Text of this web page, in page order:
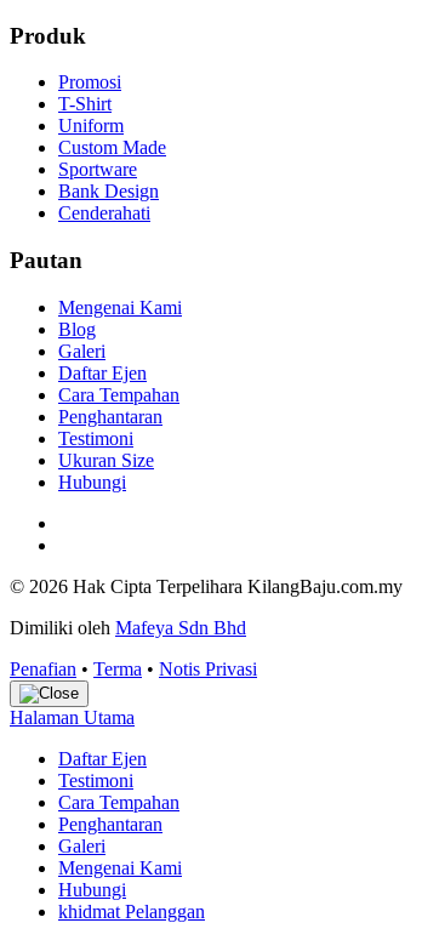
Produk
Promosi
T-Shirt
Uniform
Custom Made
Sportware
Bank Design
Cenderahati
Pautan
Mengenai Kami
Blog
Galeri
Daftar Ejen
Cara Tempahan
Penghantaran
Testimoni
Ukuran Size
Hubungi
© 2026 Hak Cipta Terpelihara KilangBaju.com.my
Dimiliki oleh Mafeya Sdn Bhd
Penafian • Terma • Notis Privasi
Halaman Utama
Daftar Ejen
Testimoni
Cara Tempahan
Penghantaran
Galeri
Mengenai Kami
Hubungi
khidmat Pelanggan